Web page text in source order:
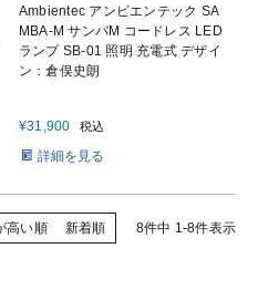
Ambientec アンビエンテック SA
MBA-M サンバM コードレス LED
ランプ SB-01 照明 充電式 デザイ
ン：倉俣史朗
¥31,900 税込
詳細を見る
高い順 新着順 8件中 1-8件表示